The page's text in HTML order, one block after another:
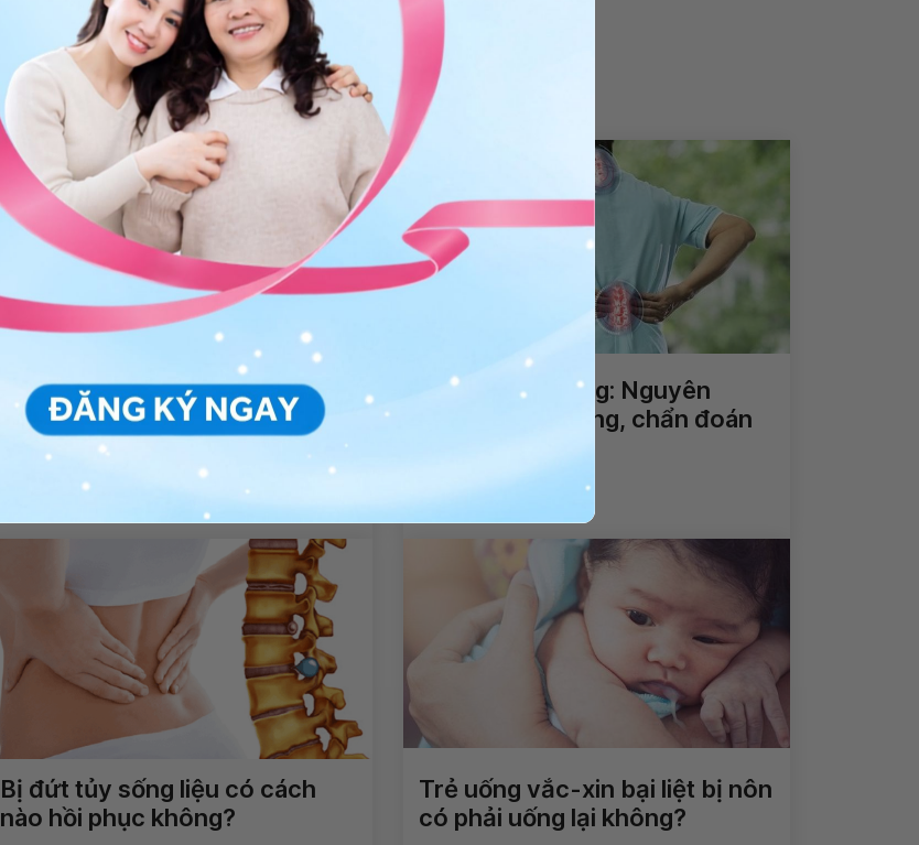
2 chân liệt sau bị điện trung thế
giật là sao?
Vôi hóa cột sống: Nguyên
nhân, triệu chứng, chẩn đoán
Bị đứt tủy sống liệu có cách
nào hồi phục không?
Trẻ uống vắc-xin bại liệt bị nôn
có phải uống lại không?